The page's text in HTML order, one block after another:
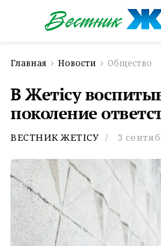
Главная Новости Общество
В Жетісу
поколение
ВЕСТНИК ЖЕТІСУ 3